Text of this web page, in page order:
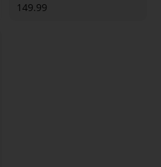
149.99